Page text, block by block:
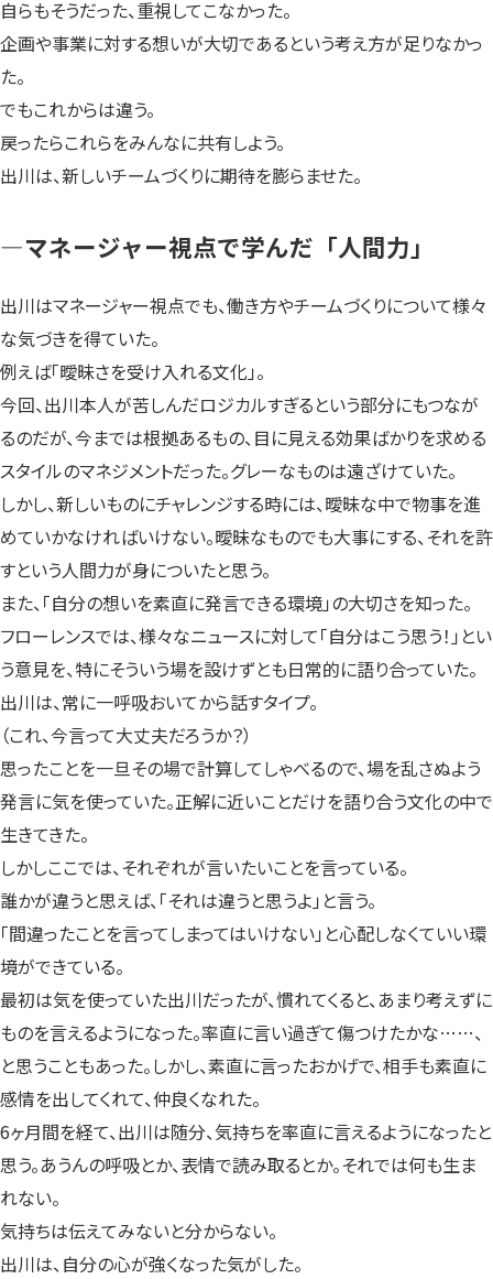
自らもそうだった、重視してこなかった。
企画や事業に対する想いが大切であるという考え方が足りなかっ
た。
でもこれからは違う。
戻ったらこれらをみんなに共有しよう。
出川は、新しいチームづくりに期待を膨らませた。
—マネージャー視点で学んだ「人間力」
出川はマネージャー視点でも、働き方やチームづくりについて様々
な気づきを得ていた。
例えば「曖昧さを受け入れる文化」。
今回、出川本人が苦しんだロジカルすぎるという部分にもつなが
るのだが、今までは根拠あるもの、目に見える効果ばかりを求める
スタイルのマネジメントだった。グレーなものは遠ざけていた。
しかし、新しいものにチャレンジする時には、曖昧な中で物事を進
めていかなければいけない。曖昧なものでも大事にする、それを許
すという人間力が身についたと思う。
また、「自分の想いを素直に発言できる環境」の大切さを知った。
フローレンスでは、様々なニュースに対して「自分はこう思う！」とい
う意見を、特にそういう場を設けずとも日常的に語り合っていた。
出川は、常に一呼吸おいてから話すタイプ。
（これ、今言って大丈夫だろうか？）
思ったことを一旦その場で計算してしゃべるので、場を乱さぬよう
発言に気を使っていた。正解に近いことだけを語り合う文化の中で
生きてきた。
しかしここでは、それぞれが言いたいことを言っている。
誰かが違うと思えば、「それは違うと思うよ」と言う。
「間違ったことを言ってしまってはいけない」と心配しなくていい環
境ができている。
最初は気を使っていた出川だったが、慣れてくると、あまり考えずに
ものを言えるようになった。率直に言い過ぎて傷つけたかな……、
と思うこともあった。しかし、素直に言ったおかげで、相手も素直に
感情を出してくれて、仲良くなれた。
6ヶ月間を経て、出川は随分、気持ちを率直に言えるようになったと
思う。あうんの呼吸とか、表情で読み取るとか。それでは何も生ま
れない。
気持ちは伝えてみないと分からない。
出川は、自分の心が強くなった気がした。